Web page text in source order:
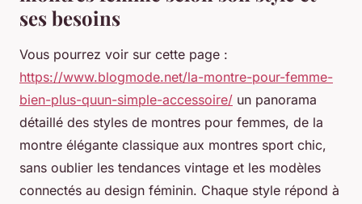
ses besoins
Vous pourrez voir sur cette page :
https://www.blogmode.net/la-montre-pour-femme-
bien-plus-quun-simple-accessoire/ un panorama
détaillé des styles de montres pour femmes, de la
montre élégante classique aux montres sport chic,
sans oublier les tendances vintage et les modèles
connectés au design féminin. Chaque style répond à